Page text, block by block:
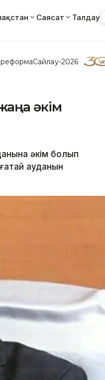
Саясат Талдау
реформаСайлау-2026
әкім
әкім болып
ауданын